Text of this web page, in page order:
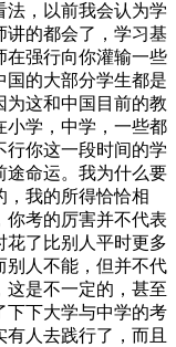
法，以前我会认为学
讲的都会了，学习基
在强行向你灌输一些
国的大部分学生都是
为这和中国目前的教
小学，中学，一些都
行你这一段时间的学
途命运。我为什么要
，我的所得恰恰相
你考的厉害并不代表
花了比别人平时更多
别人不能，但并不代
这是不一定的，甚至
下下大学与中学的考
人去践行了，而且